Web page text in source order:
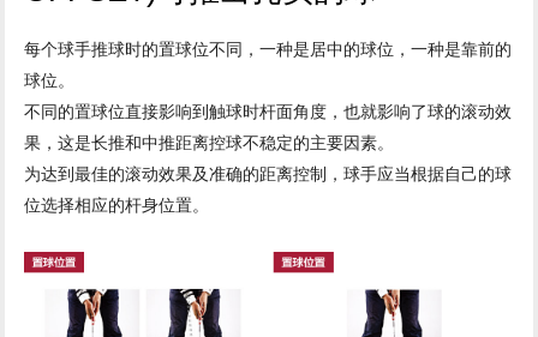
每个球手推球时的置球位不同，一种是居中的球位，一种是靠前的
球位。
不同的置球位直接影响到触球时杆面角度，也就影响了球的滚动效
果，这是长推和中推距离控球不稳定的主要因素。
为达到最佳的滚动效果及准确的距离控制，球手应当根据自己的球
位选择相应的杆身位置。